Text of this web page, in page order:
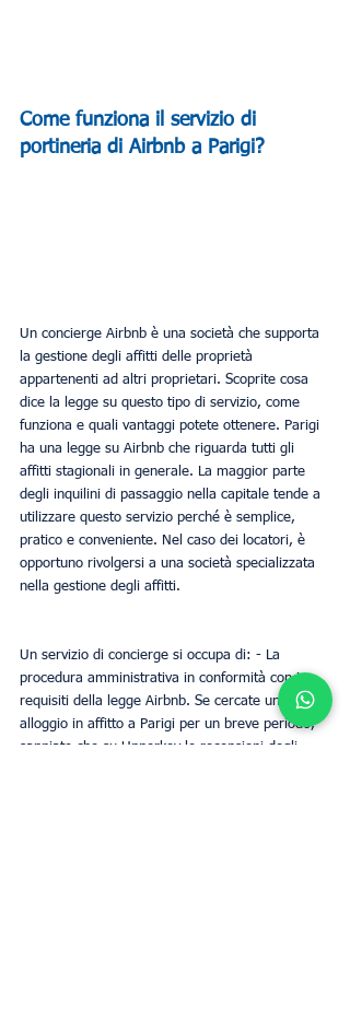
Come funziona il servizio di
portineria di Airbnb a Parigi?
Un concierge Airbnb è una società che supporta
la gestione degli affitti delle proprietà
appartenenti ad altri proprietari. Scoprite cosa
dice la legge su questo tipo di servizio, come
funziona e quali vantaggi potete ottenere. Parigi
ha una legge su Airbnb che riguarda tutti gli
affitti stagionali in generale. La maggior parte
degli inquilini di passaggio nella capitale tende a
utilizzare questo servizio perché è semplice,
pratico e conveniente. Nel caso dei locatori, è
opportuno rivolgersi a una società specializzata
nella gestione degli affitti.
Un servizio di concierge si occupa di: - La
procedura amministrativa in conformità con i
requisiti della legge Airbnb. Se cercate un
alloggio in affitto a Parigi per un breve periodo,
sappiate che su Upperkey le recensioni degli